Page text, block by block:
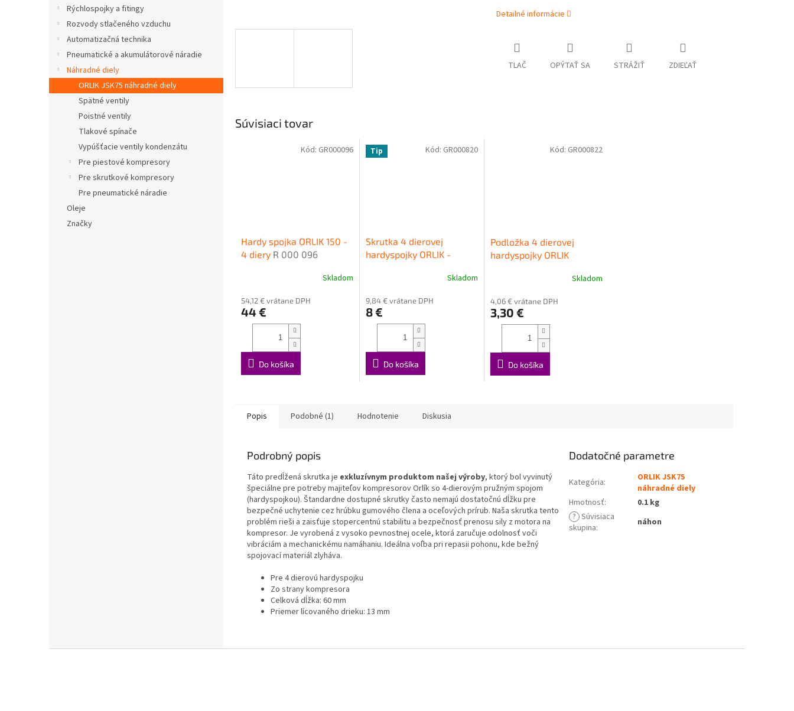
Rýchlospojky a fitingy
Rozvody stlačeného vzduchu
Automatizačná technika
Pneumatické a akumulátorové náradie
Náhradné diely
ORLIK JSK75 náhradné diely
Spätné ventily
Poistné ventily
Tlakové spínače
Vypúšťacie ventily kondenzátu
Pre piestové kompresory
Pre skrutkové kompresory
Pre pneumatické náradie
Oleje
Značky
Detailné informácie
TLAČ OPÝTAŤ SA STRÁŽIŤ ZDIEĽAŤ
Súvisiaci tovar
Hardy spojka ORLIK 150 -
4 diery R 000 096
Skladom
54,12 € vrátane DPH
44 €
Do košíka
Kód: GR000096 Tip
Skrutka 4 dierovej
hardyspojky ORLIK -
Skladom
9,84 € vrátane DPH
8 €
Do košíka
Kód: GR000820
Podložka 4 dierovej
hardyspojky ORLIK
Skladom
4,06 € vrátane DPH
3,30 €
Do košíka
Kód: GR000822
Popis Podobné (1) Hodnotenie Diskusia
Podrobný popis
Táto predĺžená skrutka je exkluzívnym produktom našej výroby, ktorý bol vyvinutý
špeciálne pre potreby majiteľov kompresorov Orlík so 4-dierovým pružným spojom
(hardyspojkou). Štandardne dostupné skrutky často nemajú dostatočnú dĺžku pre
bezpečné uchytenie cez hrúbku gumového člena a oceľových prírub. Naša skrutka tento
problém rieši a zaisťuje stopercentnú stabilitu a bezpečnosť prenosu sily z motora na
kompresor. Je vyrobená z vysoko pevnostnej ocele, ktorá zaručuje odolnosť voči
vibráciám a mechanickému namáhaniu. Ideálna voľba pri repasii pohonu, kde bežný
spojovací materiál zlyháva.
Pre 4 dierovú hardyspojku
Zo strany kompresora
Celková dĺžka: 60 mm
Priemer lícovaného drieku: 13 mm
Dodatočné parametre
Kategória:
ORLIK JSK75
náhradné diely
Hmotnosť:
0.1 kg
? Súvisiaca
skupina: náhon